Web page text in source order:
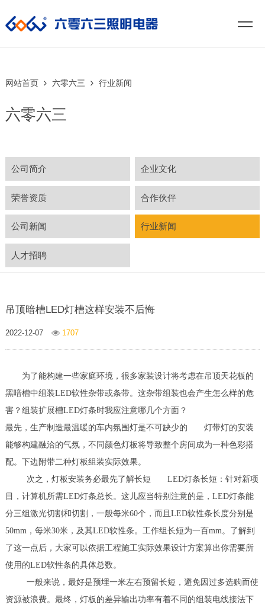
网站首页 六零六三 行业新闻
六零六三
公司简介 企业文化
荣誉资质 合作伙伴
公司新闻 行业新闻
人才招聘
吊顶暗槽LED灯槽这样安装不后悔
2022-12-07 1707
为了能构建一些家庭环境，很多家装设计将考虑在吊顶天花板的
黑喑槽中组装LED软性杂带或条带。这杂带组装也会产生怎么样的危
害？组装扩展槽LED灯条时我应注意哪几个方面？
最先，生产制造最温暖的车内氛围灯是不可缺少的 灯带灯的安装
能够构建融洽的气氛，不同颜色灯板将导致整个房间成为一种色彩搭
配。下边附带二种灯板组装实际效果。
次之，灯板安装务必最先了解长短 LED灯条长短：针对新项
目，计算机所需LED灯条总长。这儿应当特别注意的是，LED灯条能
分三组激光切割和切割，一般每米60个，而且LED软性条长度分别是
50mm，每米30米，及其LED软性条。工作组长短为一百mm。了解到
了这一点后，大家可以依据工程施工实际效果设计方案算出你需要所
使用的LED软性条的具体总数。
一般来说，最好是预埋一米左右预留长短，避免因过多选购而使
资源被浪费。最终，灯板的差异输出功率有着不同的组装电线接法下